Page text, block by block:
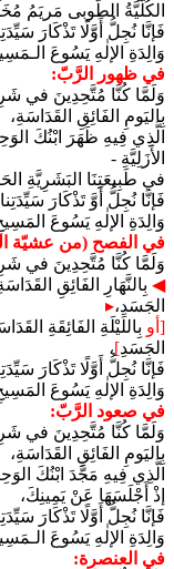
الكُلّيَّةُ الطُّوبى مَريَمُ
فَإنَّا نُجِلُّ أَوَّلًا تَذْكَارَ
وَالِدَةِ الإلٰهِ يَسُوعَ
في ظهور الرَّبّ:
وَلَمَّا كُنَّا مُتَّحِدِينَ في
بِاليَومِ الفَائِقِ القَدَاسَةِ،
الَّذِي فِيهِ ظَهَرَ ابْنُكَ
الأَزَلِيَّةِ -
في طَبِيعَتِنَا البَشَرِيَّةِ
فَإنَّا نُجِلُّ أَوَّ تَذْكَارَ
وَالِدَةِ الإلٰهِ يَسُوعَ
في الفصح (من عشيّة
وَلَمَّا كُنَّا مُتَّحِدِينَ في
◀︎ بِالنَّهَارِ الفَائِقِ
الجَسَدِ،▸
[أو بِاللَيْلَةِ الفَائِقَةِ
الجَسَدِ]،
فَإنَّا نُجِلُّ أَوَّلًا تَذْكَارَ
وَالِدَةِ الإلٰهِ يَسُوعَ
في صعود الرَّبّ:
وَلَمَّا كُنَّا مُتَّحِدِينَ في
بِاليَومِ الفَائِقِ القَدَاسَةِ،
الَّذِي فِيهِ مَجَّدَ ابْنُكَ
إذْ أَجْلَسَهَا عَنْ يَمِينِكَ،
فَإنَّا نُجِلُّ أَوَّلًا تَذْكَارَ
وَالِدَةِ الإلٰهِ يَسُوعَ
في العنصرة: